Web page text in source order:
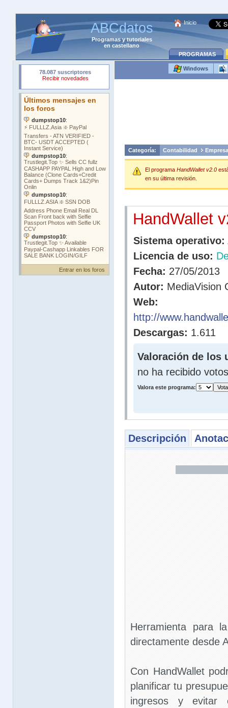
ABCdatos
Programasytutoriales
en castellano
Inicio
PROGRAMAS
Entrar en los foros
Windows
Categoría: Contabilidad
El programa HandWallet v2.0
en su última revisión.
HandWallet
Sistema operativo:
Licencia de uso:
Fecha: 27/05/2013
Autor: MediaVision
Web:
http://
Descargas: 1.611
Valoración de los
no ha recibido votos
Valora este programa:
Descripción
Herramienta para
directamente desde
Con HandWallet
planificar tu
ingresos y evitar